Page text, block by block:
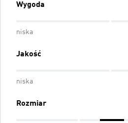
Wygoda
niska
Jakość
niska
Rozmiar